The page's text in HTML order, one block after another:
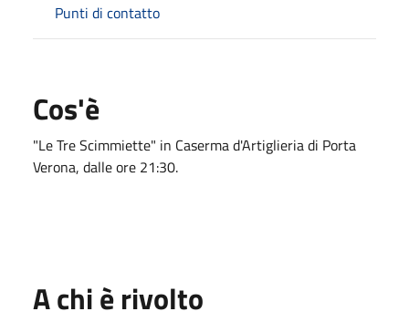
Punti di contatto
Cos'è
"Le Tre Scimmiette" in Caserma d'Artiglieria di Porta
Verona, dalle ore 21:30.
A chi è rivolto